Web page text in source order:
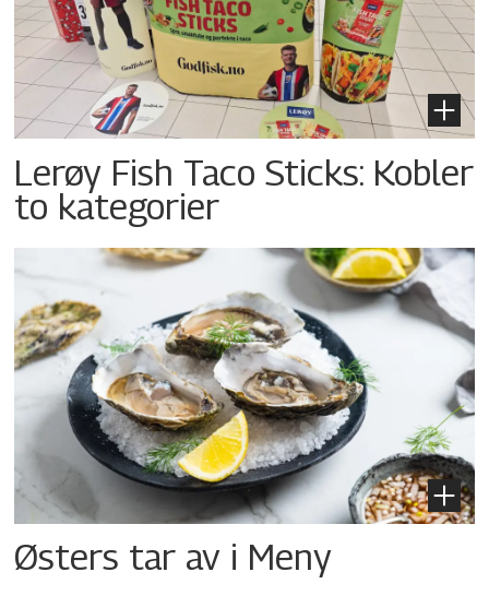
Lerøy Fish Taco Sticks: Kobler
to kategorier
Østers tar av i Meny